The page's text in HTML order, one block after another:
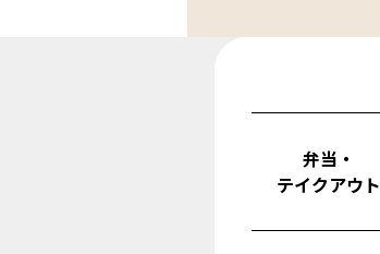
弁当・
テイクアウト